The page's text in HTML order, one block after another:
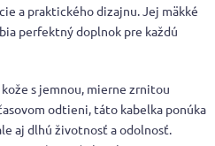
a praktického dizajnu. Jej mäkké
perfektný doplnok pre každú
s jemnou, mierne zrnitou
odtieni, táto kabelka ponúka
aj dlhú životnosť a odolnosť.